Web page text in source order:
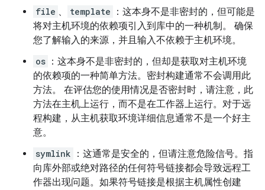
file 、 template
：这本身不是非密封的，但可能是
将对主机环境的依赖项引入到库中的一种机制。 确保
您了解输入的来源，并且输入不依赖于主机环境。
os ：这本身不是非密封的，但却是获取对主机环境
的依赖项的一种简单方法。密封构建通常不会调用此
方法。 在评估您的使用情况是否密封时，请注意，此
方法在主机上运行，而不是在工作器上运行。对于远
程构建，从主机获取环境详细信息通常不是一个好主
意。
symlink
：这通常是安全的，但请注意危险信号。指
向库外部或绝对路径的任何符号链接都会导致远程工
作器出现问题。如果符号链接是根据主机属性创建